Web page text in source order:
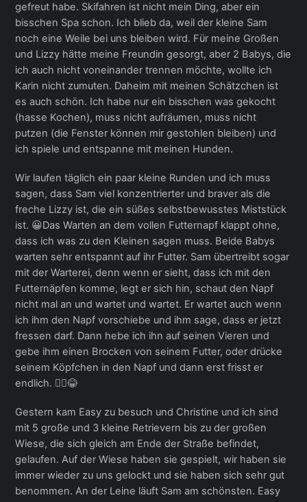
gefreut habe. Skifahren ist nicht mein Ding, aber ein
bisschen Spa schon. Ich blieb da, weil der kleine Sam
noch eine Weile bei uns bleiben wird. Für meine Großen
und Lizzy hätte meine Freundin gesorgt, aber 2 Babys, die
ich auch nicht voneinander trennen möchte, wollte ich
Karin nicht zumuten. Daheim mit meinen Schätzchen ist
es auch schön. Ich habe nur ein bisschen was gekocht
(hasse Kochen), muss nicht aufräumen, muss nicht
putzen (die Fenster können mir gestohlen bleiben) und
ich spiele und entspanne mit meinen Hunden.
Wir laufen täglich ein paar kleine Runden und ich muss
sagen, dass Sam viel konzentrierter und braver als die
freche Lizzy ist, die ein süßes selbstbewusstes Miststück
ist. 😀Das Warten an dem vollen Futternapf klappt ohne,
dass ich was zu den Kleinen sagen muss. Beide Babys
warten sehr entspannt auf ihr Futter. Sam übertreibt sogar
mit der Warterei, denn wenn er sieht, dass ich mit den
Futternäpfen komme, legt er sich hin, schaut den Napf
nicht mal an und wartet und wartet. Er wartet auch wenn
ich ihm den Napf vorschiebe und ihm sage, dass er jetzt
fressen darf. Dann hebe ich ihn auf seinen Vieren und
gebe ihm einen Brocken von seinem Futter, oder drücke
seinem Köpfchen in den Napf und dann erst frisst er
endlich. 🤦‍♀️😂
Gestern kam Easy zu besuch und Christine und ich sind
mit 5 große und 3 kleine Retrievern bis zu der großen
Wiese, die sich gleich am Ende der Straße befindet,
gelaufen. Auf der Wiese haben sie gespielt, wir haben sie
immer wieder zu uns gelockt und sie haben sich sehr gut
benommen. An der Leine läuft Sam am schönsten. Easy